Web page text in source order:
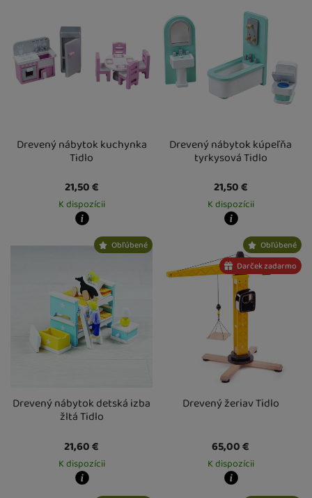
Drevený nábytok kuchynka
Tidlo
21,50€
K dispozícii
Kdy zboží dostanete?
Osobný odber vo výdajnom mieste
Drevený nábytok kúpeľňa
tyrkysová Tidlo
21,50€
K dispozícii
Kdy zboží dostanete?
Osobný odber vo výdajnom mieste
U Vás doma14. 8.
Obľúbené
Drevený nábytok detská izba
žltá Tidlo
21,60€
K dispozícii
Obľúbené
Darček zadarmo
Drevený žeriav Tidlo
65,00€
K dispozícii